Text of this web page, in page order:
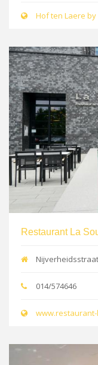
Hof ten Laere by
Restaurant La
014/574646